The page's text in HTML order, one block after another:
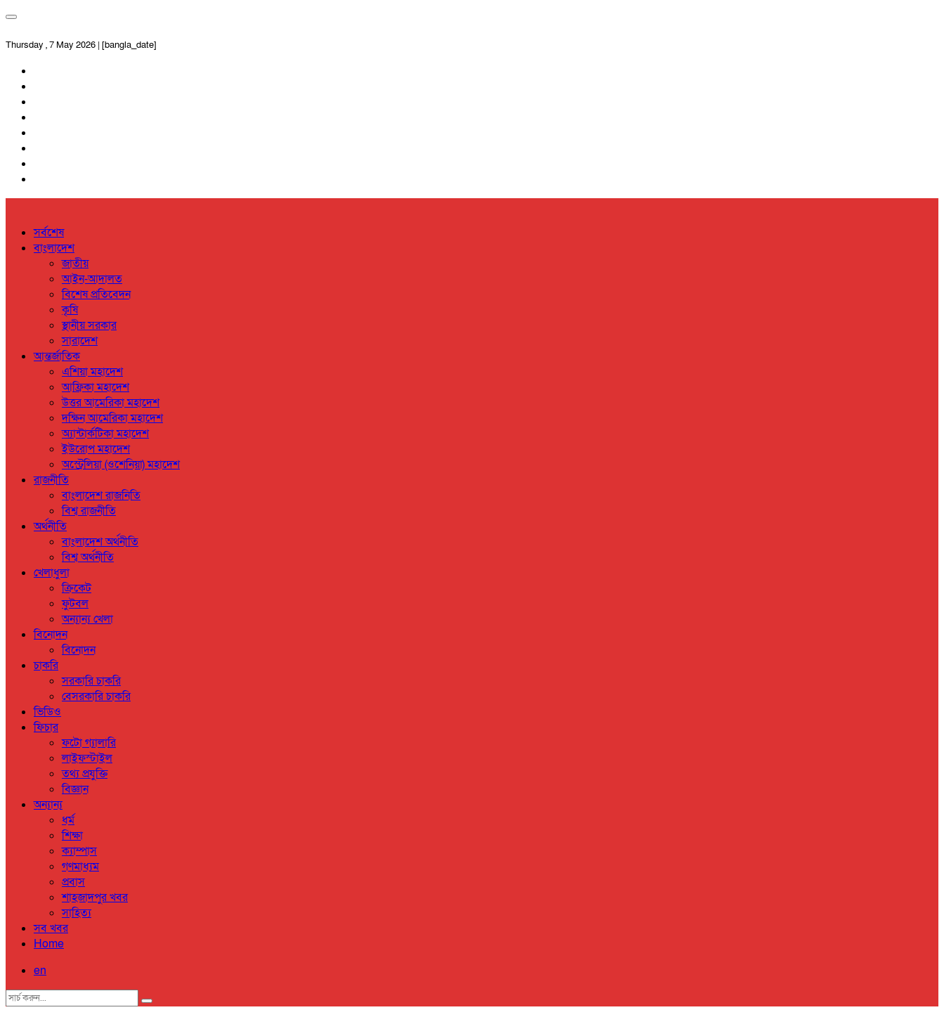
Thursday , 7 May 2026 | [bangla_date]
সর্বশেষ
বাংলাদেশ
জাতীয়
আইন-আদালত
বিশেষ প্রতিবেদন
কৃষি
স্থানীয় সরকার
সারাদেশ
আন্তর্জাতিক
এশিয়া মহাদেশ
আফ্রিকা মহাদেশ
উত্তর আমেরিকা মহাদেশ
দক্ষিন আমেরিকা মহাদেশ
অ্যান্টার্কটিকা মহাদেশ
ইউরোপ মহাদেশ
অস্ট্রেলিয়া (ওশেনিয়া) মহাদেশ
রাজনীতি
বাংলাদেশ রাজনিতি
বিশ্ব রাজনীতি
অর্থনীতি
বাংলাদেশ অর্থনীতি
বিশ্ব অর্থনীতি
খেলাধুলা
ক্রিকেট
ফুটবল
অন্যান্য খেলা
বিনোদন
বিনোদন
চাকরি
সরকারি চাকরি
বেসরকারি চাকরি
ভিডিও
ফিচার
ফটো গ্যালারি
লাইফস্টাইল
তথ্য প্রযুক্তি
বিজ্ঞান
অন্যান্য
ধর্ম
শিক্ষা
ক্যাম্পাস
গণমাধ্যম
প্রবাস
শাহজাদপুর খবর
সাহিত্য
সব খবর
Home
en